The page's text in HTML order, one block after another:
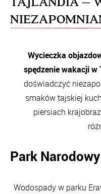
Wycieczka
spędzenie wakacji w
doświadczyć
smaków tajskiej
piersiach
Park
Wodospady w parku